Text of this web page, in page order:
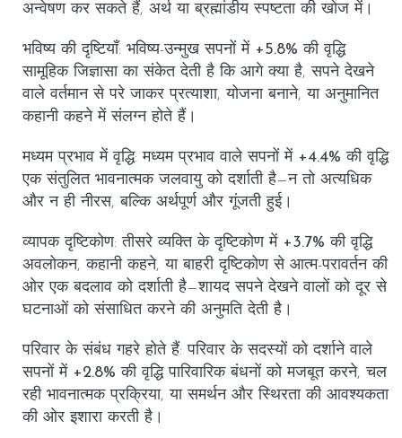
अन्वेषण कर सकते हैं, अर्थ या ब्रह्मांडीय स्पष्टता की खोज में।
भविष्य की दृष्टियाँ: भविष्य-उन्मुख सपनों में +5.8% की वृद्धि
सामूहिक जिज्ञासा का संकेत देती है कि आगे क्या है, सपने देखने
वाले वर्तमान से परे जाकर प्रत्याशा, योजना बनाने, या अनुमानित
कहानी कहने में संलग्न होते हैं।
मध्यम प्रभाव में वृद्धि: मध्यम प्रभाव वाले सपनों में +4.4% की वृद्धि
एक संतुलित भावनात्मक जलवायु को दर्शाती है—न तो अत्यधिक
और न ही नीरस, बल्कि अर्थपूर्ण और गूंजती हुई।
व्यापक दृष्टिकोण: तीसरे व्यक्ति के दृष्टिकोण में +3.7% की वृद्धि
अवलोकन, कहानी कहने, या बाहरी दृष्टिकोण से आत्म-परावर्तन की
ओर एक बदलाव को दर्शाती है—शायद सपने देखने वालों को दूर से
घटनाओं को संसाधित करने की अनुमति देती है।
परिवार के संबंध गहरे होते हैं: परिवार के सदस्यों को दर्शाने वाले
सपनों में +2.8% की वृद्धि पारिवारिक बंधनों को मजबूत करने, चल
रही भावनात्मक प्रक्रिया, या समर्थन और स्थिरता की आवश्यकता
की ओर इशारा करती है।